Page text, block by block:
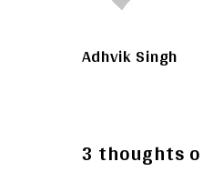
Adhvik Singh
3 thoughts